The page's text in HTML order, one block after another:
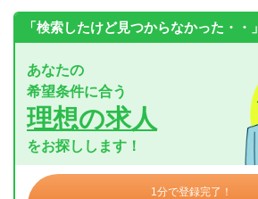
「検索したけど見つからなかった・・」
あなたの
希望条件に合う
理想の求人
をお探しします！
1分で登録完了！